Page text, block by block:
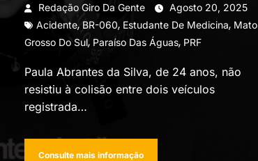
Redação Giro Da Gente
Agosto 20, 2025
Acidente, BR-060, Estudante De Medicina, Mato
Grosso Do Sul, Paraíso Das Águas, PRF
Paula Abrantes da Silva, de 24 anos, não
resistiu à colisão entre dois veículos
registrada…
Consulte mais informação